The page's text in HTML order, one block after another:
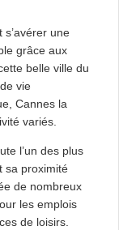
s’avérer une
grâce aux
belle ville du
vie
Cannes la
variés.
l’un des plus
sa proximité
de nombreux
les emplois
de loisirs.